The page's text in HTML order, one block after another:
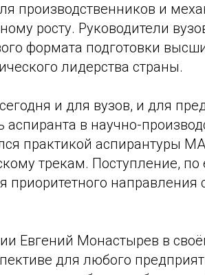
производственников и
росту. Руководители
формата подготовки
лидерства страны.
и для вузов, и для
аспиранта в научно-
практикой аспирантуры
трекам. Поступление, по
направления
Евгений Монастырев в
для любого